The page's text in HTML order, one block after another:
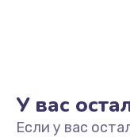
У вас
Если у вас